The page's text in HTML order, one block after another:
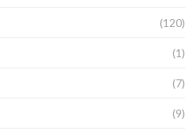
(120)
(1)
(7)
(9)